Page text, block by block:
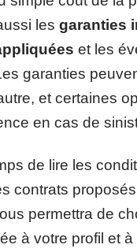
les garanties
et les
garanties
et certaines
en cas de
de lire les
contrats
permettra de
à votre profil et à